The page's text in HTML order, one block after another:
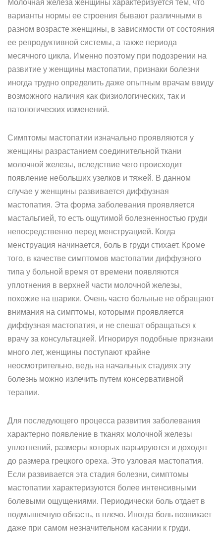
Молочная железа женщины характеризуется тем, что
варианты нормы ее строения бывают различными в
разном возрасте женщины, в зависимости от состояния
ее репродуктивной системы, а также периода
месячного цикла. Именно поэтому при подозрении на
развитие у женщины мастопатии, признаки болезни
иногда трудно определить даже опытным врачам ввиду
возможного наличия как физиологических, так и
патологических изменений.
Симптомы мастопатии изначально проявляются у
женщины разрастанием соединительной ткани
молочной железы, вследствие чего происходит
появление небольших узелков и тяжей. В данном
случае у женщины развивается диффузная
мастопатия. Эта форма заболевания проявляется
мастальгией, то есть ощутимой болезненностью груди
непосредственно перед менструацией. Когда
менструация начинается, боль в груди стихает. Кроме
того, в качестве симптомов мастопатии диффузного
типа у больной время от времени появляются
уплотнения в верхней части молочной железы,
похожие на шарики. Очень часто больные не обращают
внимания на симптомы, которыми проявляется
диффузная мастопатия, и не спешат обращаться к
врачу за консультацией. Игнорируя подобные признаки
много лет, женщины поступают крайне
неосмотрительно, ведь на начальных стадиях эту
болезнь можно излечить путем консервативной
терапии.
Для последующего процесса развития заболевания
характерно появление в тканях молочной железы
уплотнений, размеры которых варьируются и доходят
до размера грецкого ореха. Это узловая мастопатия.
Если развивается эта стадия болезни, симптомы
мастопатии характеризуются более интенсивными
болевыми ощущениями. Периодически боль отдает в
подмышечную область, в плечо. Иногда боль возникает
даже при самом незначительном касании к груди.